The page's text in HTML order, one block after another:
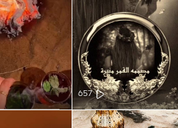
657